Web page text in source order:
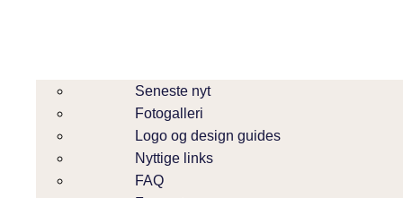
Seneste nyt
Fotogalleri
Logo og design guides
Nyttige links
FAQ